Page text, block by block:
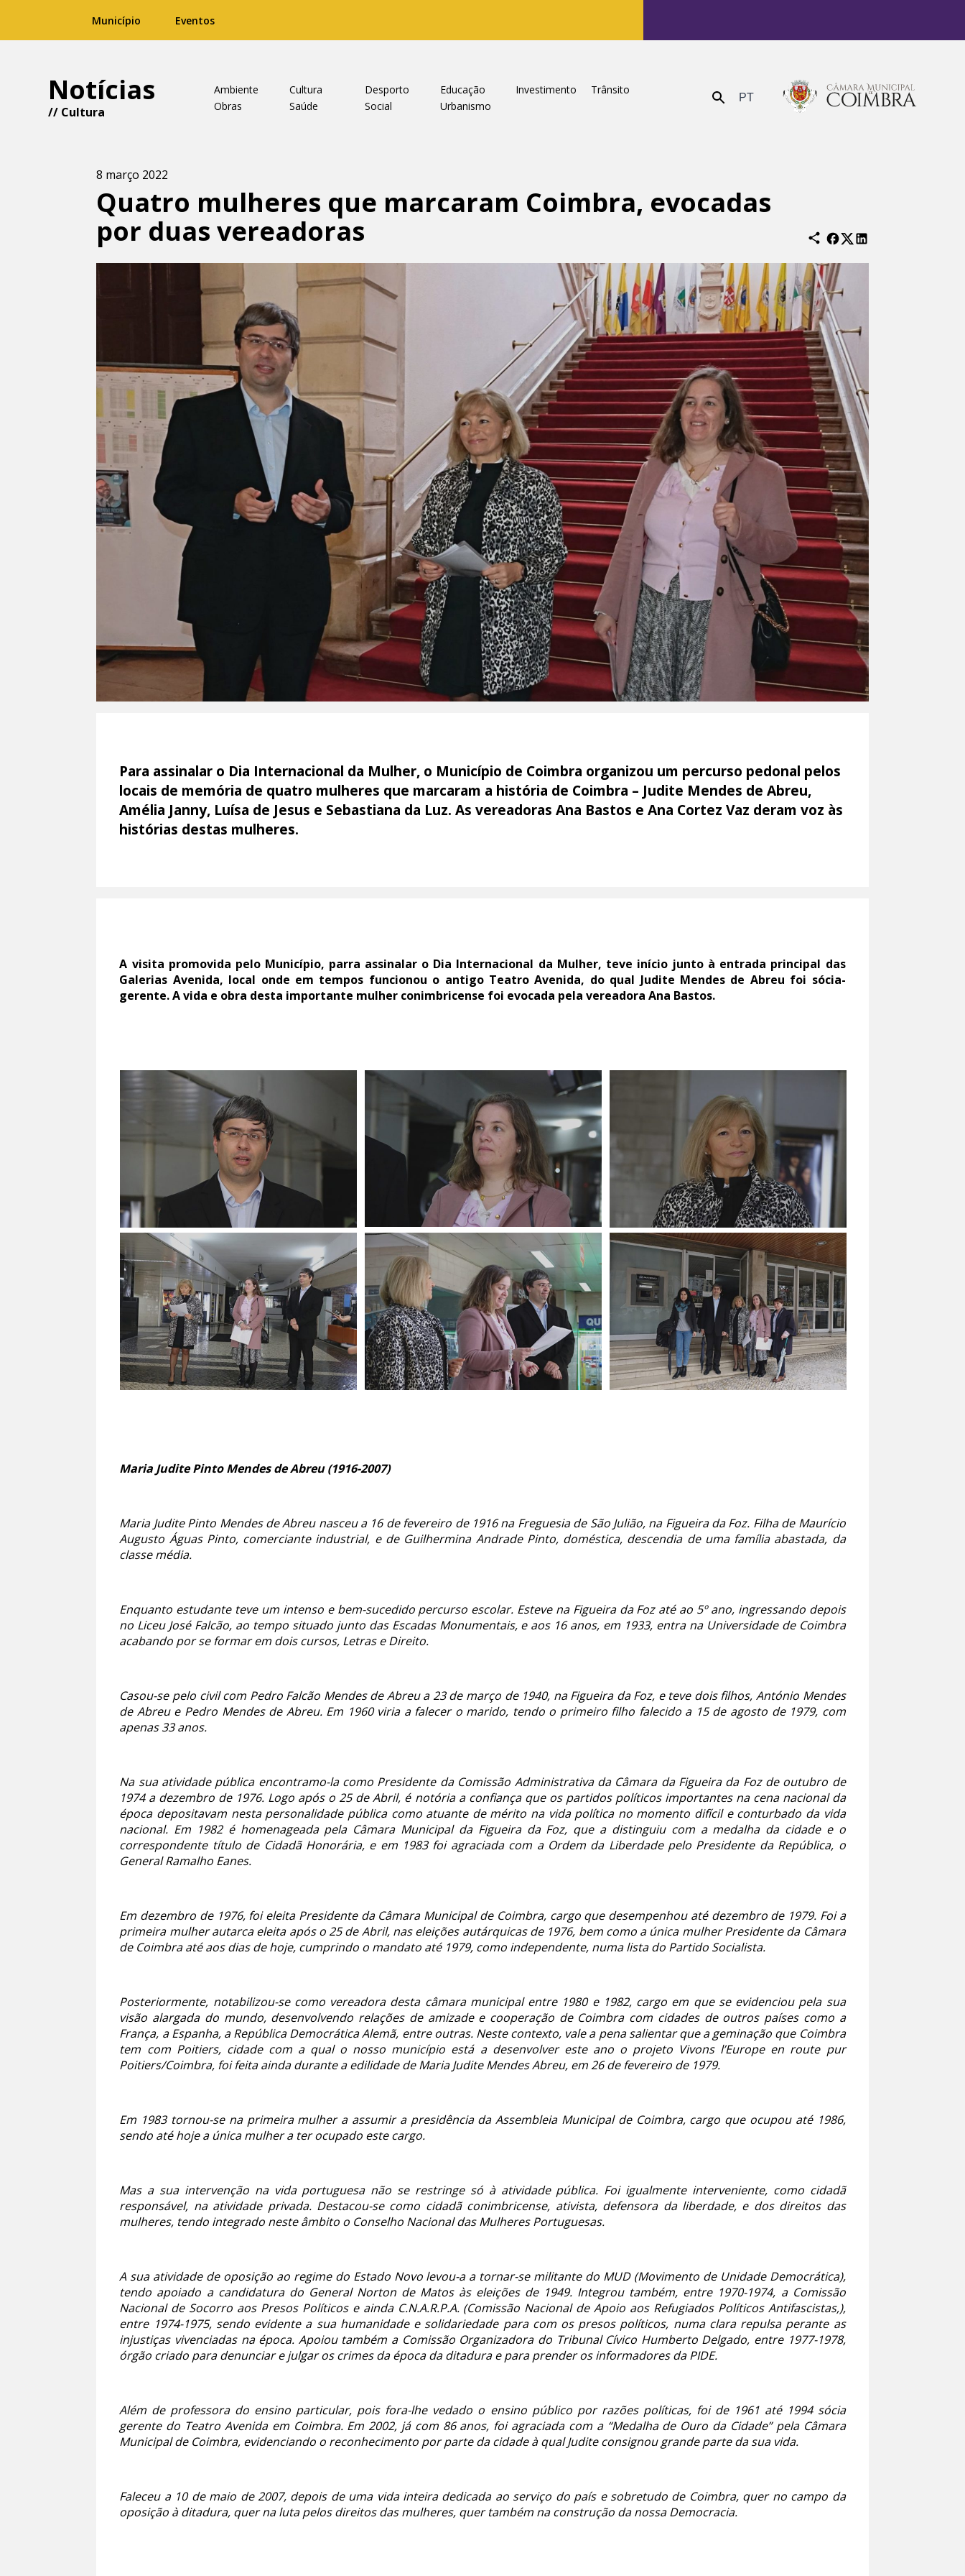
Município Eventos
Notícias
// Cultura
Ambiente Cultura Desporto Educação Investimento
Trânsito
Obras
Saúde Social Urbanismo Enviar PT
8 março 2022
Quatro mulheres que marcaram Coimbra, evocadas
por duas vereadoras
Para assinalar o Dia Internacional da Mulher, o Município de Coimbra organizou um percurso pedonal pelos
locais de memória de quatro mulheres que marcaram a história de Coimbra – Judite Mendes de Abreu,
Amélia Janny, Luísa de Jesus e Sebastiana da Luz. As vereadoras Ana Bastos e Ana Cortez Vaz deram voz às
histórias destas mulheres.
A visita promovida pelo Município, parra assinalar o Dia Internacional da Mulher, teve início junto à entrada principal das
Galerias Avenida, local onde em tempos funcionou o antigo Teatro Avenida, do qual Judite Mendes de Abreu foi sócia-
gerente. A vida e obra desta importante mulher conimbricense foi evocada pela vereadora Ana Bastos.
Maria Judite Pinto Mendes de Abreu (1916-2007)
Maria Judite Pinto Mendes de Abreu nasceu a 16 de fevereiro de 1916 na Freguesia de São Julião, na Figueira da Foz. Filha de Maurício
Augusto Águas Pinto, comerciante industrial, e de Guilhermina Andrade Pinto, doméstica, descendia de uma família abastada, da
classe média.
Enquanto estudante teve um intenso e bem-sucedido percurso escolar. Esteve na Figueira da Foz até ao 5º ano, ingressando depois
no Liceu José Falcão, ao tempo situado junto das Escadas Monumentais, e aos 16 anos, em 1933, entra na Universidade de Coimbra
acabando por se formar em dois cursos, Letras e Direito.
Casou-se pelo civil com Pedro Falcão Mendes de Abreu a 23 de março de 1940, na Figueira da Foz, e teve dois filhos, António Mendes
de Abreu e Pedro Mendes de Abreu. Em 1960 viria a falecer o marido, tendo o primeiro filho falecido a 15 de agosto de 1979, com
apenas 33 anos.
Na sua atividade pública encontramo-la como Presidente da Comissão Administrativa da Câmara da Figueira da Foz de outubro de
1974 a dezembro de 1976. Logo após o 25 de Abril, é notória a confiança que os partidos políticos importantes na cena nacional da
época depositavam nesta personalidade pública como atuante de mérito na vida política no momento difícil e conturbado da vida
nacional. Em 1982 é homenageada pela Câmara Municipal da Figueira da Foz, que a distinguiu com a medalha da cidade e o
correspondente título de Cidadã Honorária, e em 1983 foi agraciada com a Ordem da Liberdade pelo Presidente da República, o
General Ramalho Eanes.
Em dezembro de 1976, foi eleita Presidente da Câmara Municipal de Coimbra, cargo que desempenhou até dezembro de 1979. Foi a
primeira mulher autarca eleita após o 25 de Abril, nas eleições autárquicas de 1976, bem como a única mulher Presidente da Câmara
de Coimbra até aos dias de hoje, cumprindo o mandato até 1979, como independente, numa lista do Partido Socialista.
Posteriormente, notabilizou-se como vereadora desta câmara municipal entre 1980 e 1982, cargo em que se evidenciou pela sua
visão alargada do mundo, desenvolvendo relações de amizade e cooperação de Coimbra com cidades de outros países como a
França, a Espanha, a República Democrática Alemã, entre outras. Neste contexto, vale a pena salientar que a geminação que Coimbra
tem com Poitiers, cidade com a qual o nosso município está a desenvolver este ano o projeto Vivons l’Europe en route pur
Poitiers/Coimbra, foi feita ainda durante a edilidade de Maria Judite Mendes Abreu, em 26 de fevereiro de 1979.
Em 1983 tornou-se na primeira mulher a assumir a presidência da Assembleia Municipal de Coimbra, cargo que ocupou até 1986,
sendo até hoje a única mulher a ter ocupado este cargo.
Mas a sua intervenção na vida portuguesa não se restringe só à atividade pública. Foi igualmente interveniente, como cidadã
responsável, na atividade privada. Destacou-se como cidadã conimbricense, ativista, defensora da liberdade, e dos direitos das
mulheres, tendo integrado neste âmbito o Conselho Nacional das Mulheres Portuguesas.
A sua atividade de oposição ao regime do Estado Novo levou-a a tornar-se militante do MUD (Movimento de Unidade Democrática),
tendo apoiado a candidatura do General Norton de Matos às eleições de 1949. Integrou também, entre 1970-1974, a Comissão
Nacional de Socorro aos Presos Políticos e ainda C.N.A.R.P.A. (Comissão Nacional de Apoio aos Refugiados Políticos Antifascistas,),
entre 1974-1975, sendo evidente a sua humanidade e solidariedade para com os presos políticos, numa clara repulsa perante as
injustiças vivenciadas na época. Apoiou também a Comissão Organizadora do Tribunal Cívico Humberto Delgado, entre 1977-1978,
órgão criado para denunciar e julgar os crimes da época da ditadura e para prender os informadores da PIDE.
Além de professora do ensino particular, pois fora-lhe vedado o ensino público por razões políticas, foi de 1961 até 1994 sócia
gerente do Teatro Avenida em Coimbra. Em 2002, já com 86 anos, foi agraciada com a “Medalha de Ouro da Cidade” pela Câmara
Municipal de Coimbra, evidenciando o reconhecimento por parte da cidade à qual Judite consignou grande parte da sua vida.
Faleceu a 10 de maio de 2007, depois de uma vida inteira dedicada ao serviço do país e sobretudo de Coimbra, quer no campo da
oposição à ditadura, quer na luta pelos direitos das mulheres, quer também na construção da nossa Democracia.